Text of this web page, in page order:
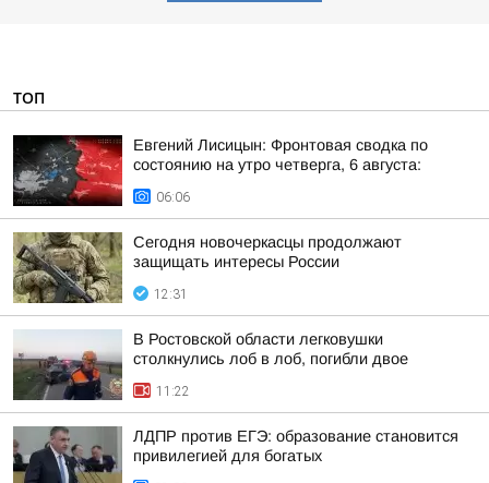
ТОП
Евгений Лисицын: Фронтовая сводка по
состоянию на утро четверга, 6 августа:
06:06
Сегодня новочеркасцы продолжают
защищать интересы России
12:31
В Ростовской области легковушки
столкнулись лоб в лоб, погибли двое
11:22
ЛДПР против ЕГЭ: образование становится
привилегией для богатых